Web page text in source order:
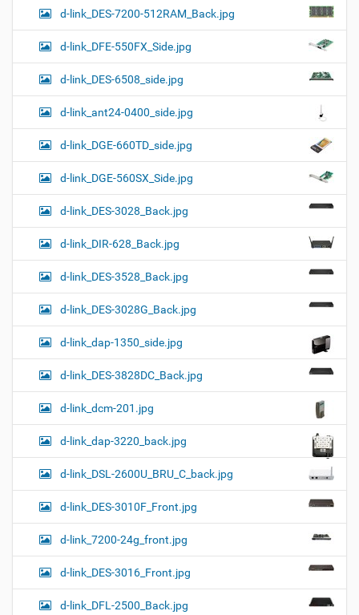
d-link_DES-7200-512RAM_Back.jpg
d-link_DFE-550FX_Side.jpg
d-link_DES-6508_side.jpg
d-link_ant24-0400_side.jpg
d-link_DGE-660TD_side.jpg
d-link_DGE-560SX_Side.jpg
d-link_DES-3028_Back.jpg
d-link_DIR-628_Back.jpg
d-link_DES-3528_Back.jpg
d-link_DES-3028G_Back.jpg
d-link_dap-1350_side.jpg
d-link_DES-3828DC_Back.jpg
d-link_dcm-201.jpg
d-link_dap-3220_back.jpg
d-link_DSL-2600U_BRU_C_back.jpg
d-link_DES-3010F_Front.jpg
d-link_7200-24g_front.jpg
d-link_DES-3016_Front.jpg
d-link_DFL-2500_Back.jpg